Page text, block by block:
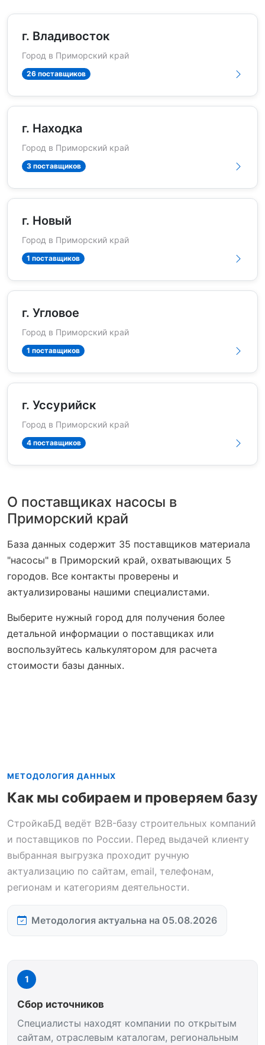
г. Владивосток
Город в Приморский край
26 поставщиков
г. Находка
Город в Приморский край
3 поставщиков
г. Новый
Город в Приморский край
1 поставщиков
г. Угловое
Город в Приморский край
1 поставщиков
г. Уссурийск
Город в Приморский край
4 поставщиков
О поставщиках насосы в
Приморский край
База данных содержит 35 поставщиков материала
"насосы" в Приморский край, охватывающих 5
городов. Все контакты проверены и
актуализированы нашими специалистами.
Выберите нужный город для получения более
детальной информации о поставщиках или
воспользуйтесь калькулятором для расчета
стоимости базы данных.
МЕТОДОЛОГИЯ ДАННЫХ
Как мы собираем и проверяем базу
СтройкаБД ведёт B2B-базу строительных компаний
и поставщиков по России. Перед выдачей клиенту
выбранная выгрузка проходит ручную
актуализацию по сайтам, email, телефонам,
регионам и категориям деятельности.
Методология актуальна на 05.08.2026
1
Сбор источников
Специалисты находят компании по открытым
сайтам, отраслевым каталогам, региональным